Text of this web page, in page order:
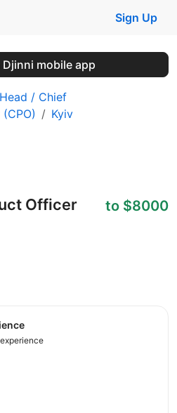
Sign Up
Djinni mobile app
Head / Chief
Kyiv
Officer to $8000